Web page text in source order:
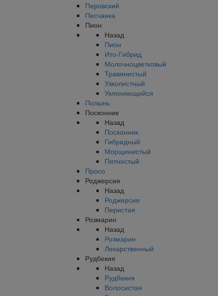
Перовский
Песчанка
Пион
Назад
Пион
Ито-Гибрид
Молочноцветковый
Травянистый
Узколистный
Уклоняющийся
Полынь
Посконник
Назад
Посконник
Гибридный
Морщинистый
Пятнистый
Просо
Роджерсия
Назад
Роджерсия
Перистая
Розмарин
Назад
Розмарин
Лекарственный
Рудбекия
Назад
Рудбекия
Волосистая